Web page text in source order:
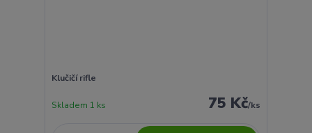
Klučičí rifle
75 Kč/ks
Skladem 1 ks